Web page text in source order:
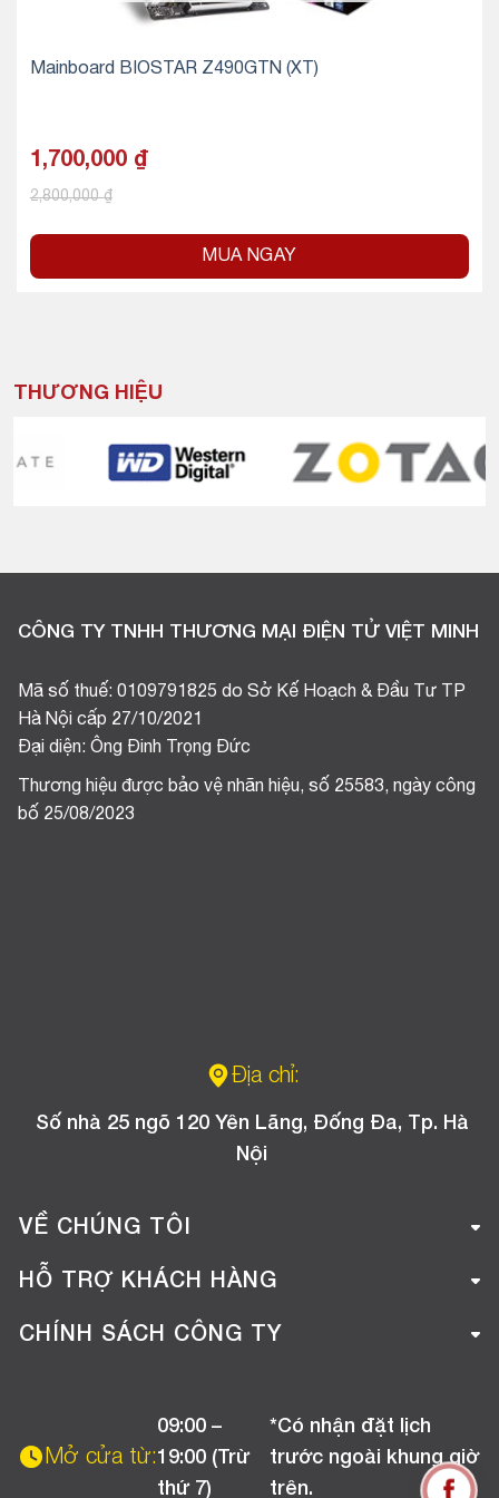
Mainboard BIOSTAR Z490GTN (XT)
1,700,000 ₫
2,800,000₫
MUA NGAY
THƯƠNG HIỆU
CÔNG TY TNHH THƯƠNG MẠI ĐIỆN TỬ VIỆT MINH
Mã số thuế: 0109791825 do Sở Kế Hoạch & Đầu Tư TP
Hà Nội cấp 27/10/2021
Đại diện: Ông Đinh Trọng Đức
Thương hiệu được bảo vệ nhãn hiệu, số 25583, ngày công
bố 25/08/2023
Địa chỉ:
Số nhà 25 ngõ 120 Yên Lãng, Đống Đa, Tp. Hà
Nội
VỀ CHÚNG TÔI
Giới thiệu công ty
Tuyển dụng
HỖ TRỢ KHÁCH HÀNG
Hướng dẫn mua hàng online
Chương trình khuyến mãi
CHÍNH SÁCH CÔNG TY
Chính sách bảo hành
Mở cửa từ:
09:00 –
19:00 (Trừ
thứ 7)
*Có nhận đặt lịch
trước ngoài khung giờ
trên.